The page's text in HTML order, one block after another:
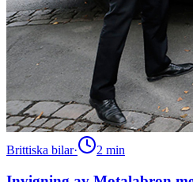
Brittiska bilar· 2 min